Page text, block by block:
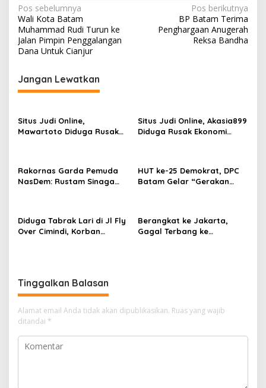
N
a
v
i
g
a
i
s
Pos sebelumnya
Wali Kota Batam
Muhammad Rudi Turun ke
Jalan Pimpin Penggalangan
Dana Untuk Cianjur
Pos berikutnya
BP Batam Terima
Penghargaan Anugerah
Reksa Bandha
Jangan Lewatkan
Situs Judi Online,
Mawartoto Diduga Rusak
Situs Judi Online, Akasia899
Diduga Rusak Ekonomi
Rakornas Garda Pemuda
NasDem: Rustam Sinaga
HUT ke-25 Demokrat, DPC
Batam Gelar “Gerakan
Prabowo
Diduga Tabrak Lari di Jl Fly
Over Cimindi, Korban
Berangkat ke Jakarta,
Gagal Terbang ke
Tinggalkan Balasan
Alamat email Anda tidak akan dipublikasikan. Ruas yang wajib
ditandai *